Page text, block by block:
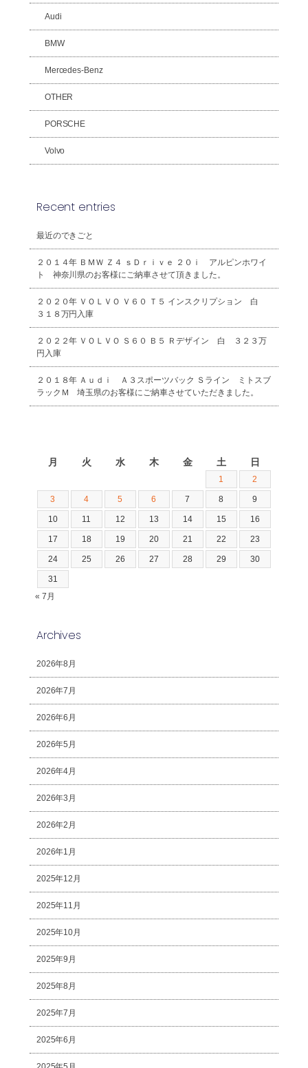
Audi
BMW
Mercedes-Benz
OTHER
PORSCHE
Volvo
Recent entries
最近のできごと
２０１４年 ＢＭＷ Ｚ４ ｓＤｒｉｖｅ ２０ｉ アルピンホワイ
ト 神奈川県のお客様にご納車させて頂きました。
２０２０年 ＶＯＬＶＯ Ｖ６０ Ｔ５ インスクリプション 白
３１８万円入庫
２０２２年 ＶＯＬＶＯ Ｓ６０ Ｂ５ Ｒデザイン 白 ３２３万
円入庫
２０１８年 Ａｕｄｉ Ａ３スポーツバック Ｓライン ミトスブ
ラックＭ 埼玉県のお客様にご納車させていただきました。
月 火 水 木 金 土 日
1 2
3 4 5 6 7 8 9
10 11 12 13 14 15 16
17 18 19 20 21 22 23
24 25 26 27 28 29 30
31
« 7月
Archives
2026年8月
2026年7月
2026年6月
2026年5月
2026年4月
2026年3月
2026年2月
2026年1月
2025年12月
2025年11月
2025年10月
2025年9月
2025年8月
2025年7月
2025年6月